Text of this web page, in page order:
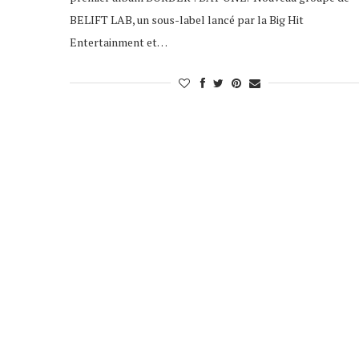
BELIFT LAB, un sous-label lancé par la Big Hit
Entertainment et…